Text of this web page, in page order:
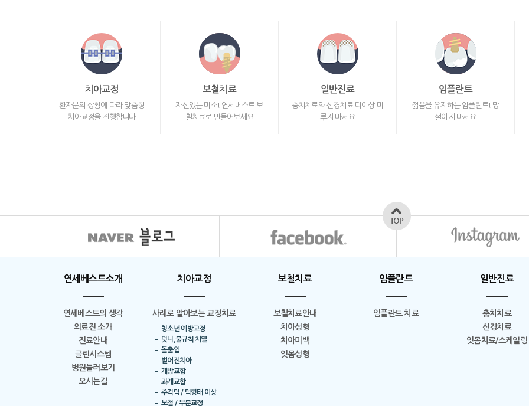
치아교정
환자분의 상황에 따라 맞춤형
치아교정을 진행합니다
보철치료
자신있는 미소! 연세베스트 보
철치료로 만들어보세요
일반진료
충치치료와 신경치료 더이상 미
루지 마세요
임플란트
젊음을 유지하는 임플란트! 망
설이지 마세요
연세베스트소개
연세베스트의 생각
의료진 소개
진료안내
클린시스템
병원둘러보기
오시는길
치아교정
사례로 알아보는 교정치료
청소년 예방교정
덧니,불규칙 치열
돌출입
벌어진치아
개방교합
과개교합
주걱턱 / 턱형태 이상
보철 / 부분교정
보철치료
보철치료안내
치아성형
치아미백
잇몸성형
임플란트
임플란트 치료
일반진료
충치치료
신경치료
잇몸치료/스케일링